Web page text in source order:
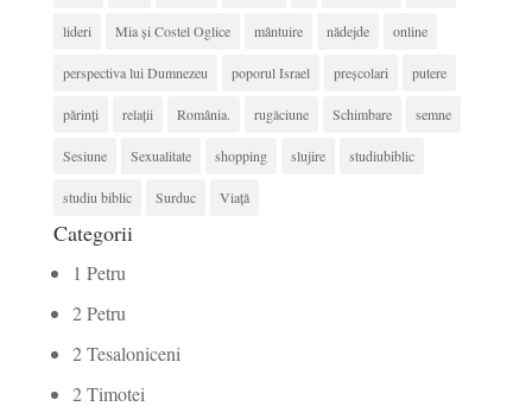
lideri Mia și Costel Oglice mântuire nădejde online
perspectiva lui Dumnezeu poporul Israel preșcolari putere
părinți relații România. rugăciune Schimbare semne
Sesiune Sexualitate shopping slujire studiubiblic
studiu biblic Surduc Viață
Categorii
1 Petru
2 Petru
2 Tesaloniceni
2 Timotei